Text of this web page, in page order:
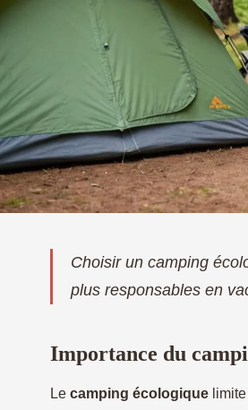
Choisir un camping
plus responsables en
Importance du
Le camping écologique